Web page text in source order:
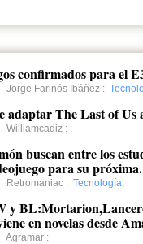
confirmados para el
Jorge Farinós Ibáñez :
adaptar The Last of Us
Williamcadiz :
buscan entre los
para su
Retromaniac : Tecnología,
y
en novelas desde
Agramar :